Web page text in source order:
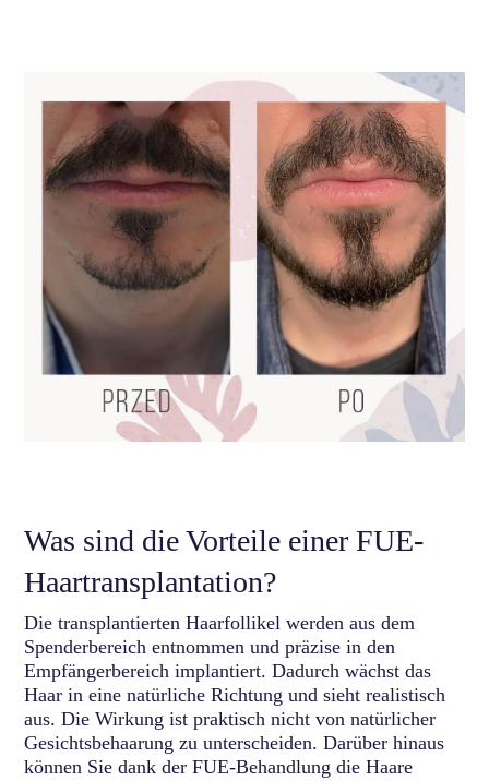
Was sind die Vorteile einer FUE-
Haartransplantation?
Die transplantierten Haarfollikel werden aus dem
Spenderbereich entnommen und präzise in den
Empfängerbereich implantiert. Dadurch wächst das
Haar in eine natürliche Richtung und sieht realistisch
aus. Die Wirkung ist praktisch nicht von natürlicher
Gesichtsbehaarung zu unterscheiden. Darüber hinaus
können Sie dank der FUE-Behandlung die Haare